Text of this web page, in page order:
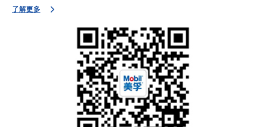
了解更多